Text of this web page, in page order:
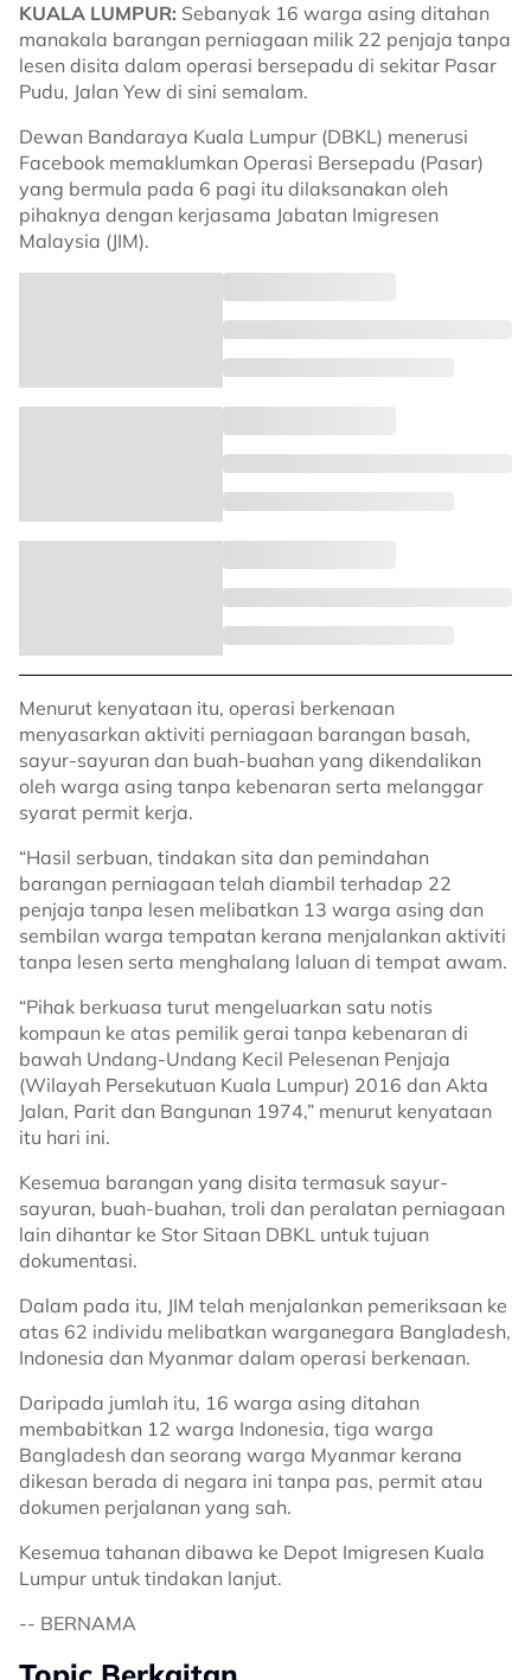
KUALA LUMPUR: Sebanyak 16 warga asing ditahan
manakala barangan perniagaan milik 22 penjaja tanpa
lesen disita dalam operasi bersepadu di sekitar Pasar
Pudu, Jalan Yew di sini semalam.
Dewan Bandaraya Kuala Lumpur (DBKL) menerusi
Facebook memaklumkan Operasi Bersepadu (Pasar)
yang bermula pada 6 pagi itu dilaksanakan oleh
pihaknya dengan kerjasama Jabatan Imigresen
Malaysia (JIM).
Menurut kenyataan itu, operasi berkenaan
menyasarkan aktiviti perniagaan barangan basah,
sayur-sayuran dan buah-buahan yang dikendalikan
oleh warga asing tanpa kebenaran serta melanggar
syarat permit kerja.
“Hasil serbuan, tindakan sita dan pemindahan
barangan perniagaan telah diambil terhadap 22
penjaja tanpa lesen melibatkan 13 warga asing dan
sembilan warga tempatan kerana menjalankan aktiviti
tanpa lesen serta menghalang laluan di tempat awam.
“Pihak berkuasa turut mengeluarkan satu notis
kompaun ke atas pemilik gerai tanpa kebenaran di
bawah Undang-Undang Kecil Pelesenan Penjaja
(Wilayah Persekutuan Kuala Lumpur) 2016 dan Akta
Jalan, Parit dan Bangunan 1974,” menurut kenyataan
itu hari ini.
Kesemua barangan yang disita termasuk sayur-
sayuran, buah-buahan, troli dan peralatan perniagaan
lain dihantar ke Stor Sitaan DBKL untuk tujuan
dokumentasi.
Dalam pada itu, JIM telah menjalankan pemeriksaan ke
atas 62 individu melibatkan warganegara Bangladesh,
Indonesia dan Myanmar dalam operasi berkenaan.
Daripada jumlah itu, 16 warga asing ditahan
membabitkan 12 warga Indonesia, tiga warga
Bangladesh dan seorang warga Myanmar kerana
dikesan berada di negara ini tanpa pas, permit atau
dokumen perjalanan yang sah.
Kesemua tahanan dibawa ke Depot Imigresen Kuala
Lumpur untuk tindakan lanjut.
-- BERNAMA